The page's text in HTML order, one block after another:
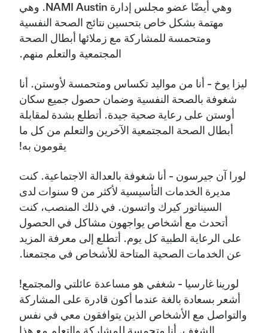
وهي أيضًا عضو مجلس إدارة NAMI Austin. وهي
مهتمة بشكل خاص بتحسين نتائج الصحة النفسية
ومتحمسة للمشاركة مع زملائها أبطال الصحة
المجتمعية والتعلم منهم.
ليزا يوخ - أنا من مواليد تكساس ومتحمسة لأوستن. أنا
شغوفة بالصحة النفسية وضمان حصول جميع سكان
أوستن على رعاية صحية جيدة. أتطلع بشدة لمقابلة
أبطال الصحة المجتمعية الآخرين والتعلم من كل ما
يقومون به!
لورا آن جيرسون - أنا شغوفة بالعدالة الاجتماعية. كنت
مديرة الخدمات التأسيسية لأكثر من 9 سنوات لدى
السيناتور كيرك واتسون. في ذلك المنصب، كنت
أتحدث مع أشخاص يواجهون مشاكل في الحصول
على الرعاية الطبية كل يوم. أتطلع إلى معرفة المزيد
عن الخدمات الصحية المتاحة للأشخاص في مجتمعنا.
لورينا غارسيا - شغفي هو مساعدة عائلتي والمجتمع!
أشعر بسعادة بالغة عندما أكون قادرة على المشاركة
والتواصل مع الأشخاص الذين يتوافقون معي في نفس
الشغف. أنا متحمسة للمشاركة والتعلم مع هذا